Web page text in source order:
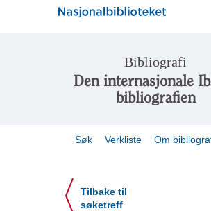
Bibliografi
Den internasjonale
bibliografien
Søk Verkliste Om
Tilbake til
søketreff